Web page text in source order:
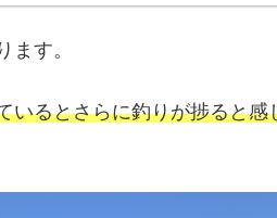
ます。
いるとさらに釣りが捗ると感